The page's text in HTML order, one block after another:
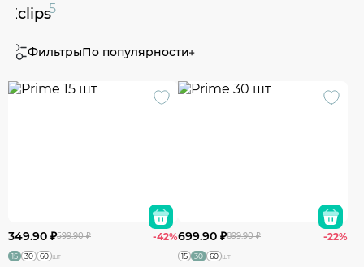
Eclips5
ФильтрыПо популярности
349.90 ₽599.90 ₽ -42%
15 30 60 шт
699.90 ₽899.90 ₽ -22%
15 30 60 шт